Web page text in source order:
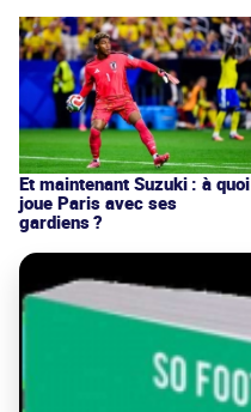
Et maintenant Suzuki : à quoi
joue Paris avec ses
gardiens ?